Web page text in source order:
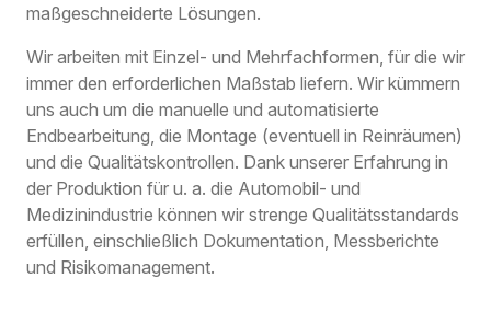
maßgeschneiderte Lösungen.
Wir arbeiten mit Einzel- und Mehrfachformen, für die wir
immer den erforderlichen Maßstab liefern. Wir kümmern
uns auch um die manuelle und automatisierte
Endbearbeitung, die Montage (eventuell in Reinräumen)
und die Qualitätskontrollen. Dank unserer Erfahrung in
der Produktion für u. a. die Automobil- und
Medizinindustrie können wir strenge Qualitätsstandards
erfüllen, einschließlich Dokumentation, Messberichte
und Risikomanagement.